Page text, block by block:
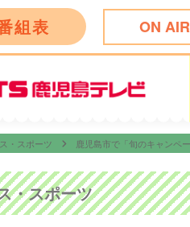
組表 ON AIR
点サマ 14:55 いまコレ！
・スポーツ 鹿児島市で「旬のキャン
・スポーツ